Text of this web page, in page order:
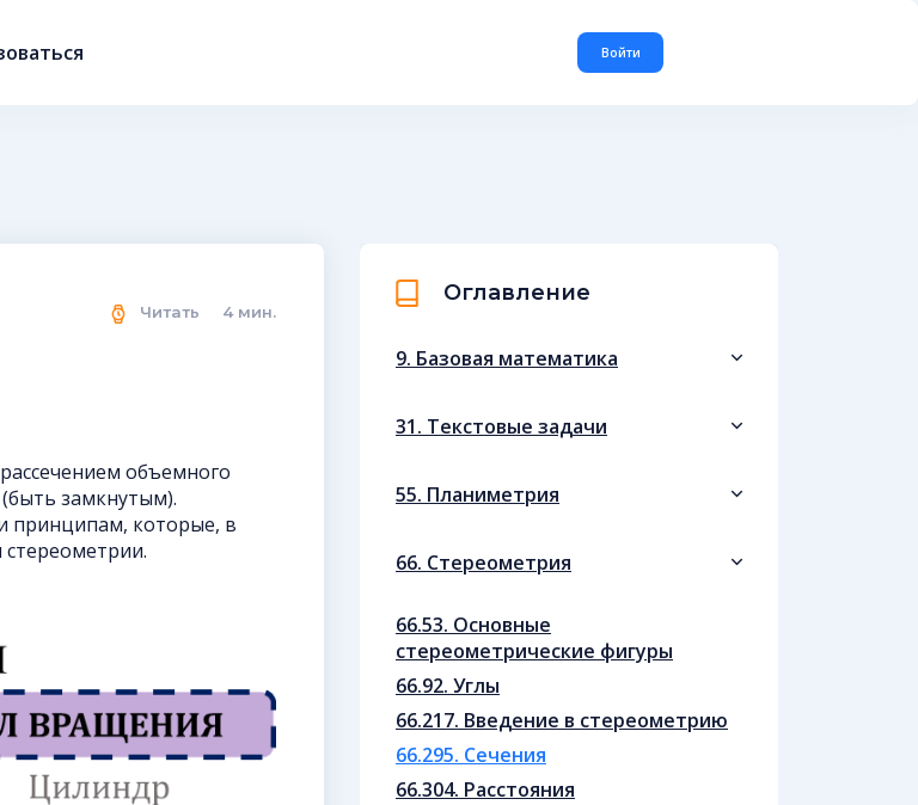
Войти
Читать 4мин.
объемного
замкнутым).
принципам, которые, в
Оглавление
9. Базовая математика
31. Текстовые задачи
55. Планиметрия
66. Стереометрия
66.53. Основные
стереометрические фигуры
66.92. Углы
66.217. Введение в стереометрию
66.295. Сечения
66.304. Расстояния